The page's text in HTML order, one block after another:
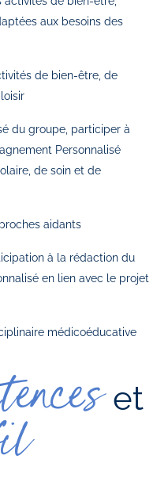
aux besoins des
de bien-être, de
du groupe, participer à
Personnalisé
de soin et de
aidants
à la rédaction du
en lien avec le projet
médicoéducative
et